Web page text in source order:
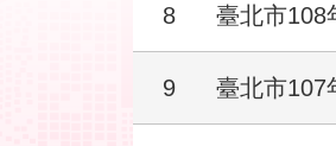
8 臺北市108
9 臺北市107